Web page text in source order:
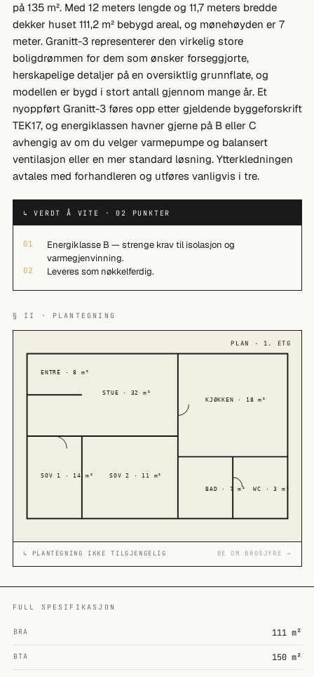
på 135 m². Med 12 meters lengde og 11,7 meters bredde
dekker huset 111,2 m² bebygd areal, og mønehøyden er 7
meter. Granitt-3 representerer den virkelig store
boligdrømmen for dem som ønsker forseggjorte,
herskapelige detaljer på en oversiktlig grunnflate, og
modellen er bygd i stort antall gjennom mange år. Et
nyoppført Granitt-3 føres opp etter gjeldende byggeforskrift
TEK17, og energiklassen havner gjerne på B eller C
avhengig av om du velger varmepumpe og balansert
ventilasjon eller en mer standard løsning. Ytterkledningen
avtales med forhandleren og utføres vanligvis i tre.
↳ VERDT Å VITE · 02 PUNKTER
01
Energiklasse B — strenge krav til isolasjon og
varmegjenvinning.
02 Leveres som nøkkelferdig.
§ II · PLANTEGNING
STUE · 32 m²
KJØKKEN · 18 m²
BAD · 7 m² WC · 3 m²
SOV 1 · 14 m² SOV 2 · 11 m²
ENTRÉ · 8 m²
PLAN · 1. ETG
↳ PLANTEGNING IKKE TILGJENGELIG BE OM BROSJYRE →
FULL SPESIFIKASJON
BRA 111 m²
BTA 150 m²